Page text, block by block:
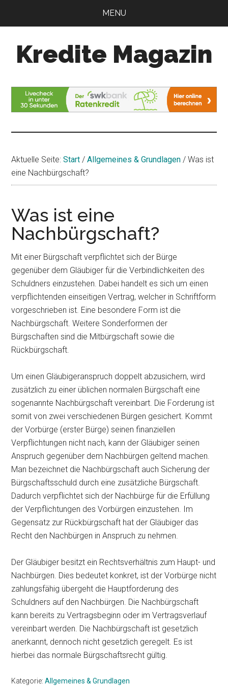
MENU
Kredite Magazin
für
Ihren
Kredit
Aktuelle Seite:Start / Allgemeines & Grundlagen / Was ist
eine Nachbürgschaft?
Was ist eine
Nachbürgschaft?
Mit einer Bürgschaft verpflichtet sich der Bürge
gegenüber dem Gläubiger für die Verbindlichkeiten des
Schuldners einzustehen. Dabei handelt es sich um einen
verpflichtenden einseitigen Vertrag, welcher in Schriftform
vorgeschrieben ist. Eine besondere Form ist die
Nachbürgschaft. Weitere Sonderformen der
Bürgschaften sind die Mitbürgschaft sowie die
Rückbürgschaft.
Um einen Gläubigeranspruch doppelt abzusichern, wird
zusätzlich zu einer üblichen normalen Bürgschaft eine
sogenannte Nachbürgschaft vereinbart. Die Forderung ist
somit von zwei verschiedenen Bürgen gesichert. Kommt
der Vorbürge (erster Bürge) seinen finanziellen
Verpflichtungen nicht nach, kann der Gläubiger seinen
Anspruch gegenüber dem Nachbürgen geltend machen.
Man bezeichnet die Nachbürgschaft auch Sicherung der
Bürgschaftsschuld durch eine zusätzliche Bürgschaft.
Dadurch verpflichtet sich der Nachbürge für die Erfüllung
der Verpflichtungen des Vorbürgen einzustehen. Im
Gegensatz zur Rückbürgschaft hat der Gläubiger das
Recht den Nachbürgen in Anspruch zu nehmen.
Der Gläubiger besitzt ein Rechtsverhältnis zum Haupt- und
Nachbürgen. Dies bedeutet konkret, ist der Vorbürge nicht
zahlungsfähig übergeht die Hauptforderung des
Schuldners auf den Nachbürgen. Die Nachbürgschaft
kann bereits zu Vertragsbeginn oder im Vertragsverlauf
vereinbart werden. Die Nachbürgschaft ist gesetzlich
anerkannt, dennoch nicht gesetzlich geregelt. Es ist
hierbei das normale Bürgschaftsrecht gültig.
Kategorie:Allgemeines & Grundlagen